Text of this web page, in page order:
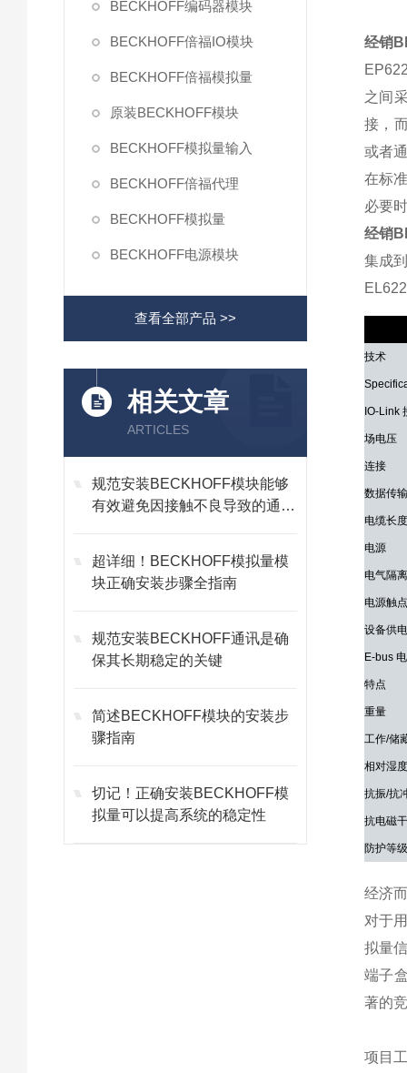
BECKHOFF编码器模块
BECKHOFF倍福IO模块
BECKHOFF倍福模拟量
原装BECKHOFF模块
BECKHOFF模拟量输入
BECKHOFF倍福代理
BECKHOFF模拟量
BECKHOFF电源模块
查看全部产品 >>
相关文章
ARTICLES
规范安装BECKHOFF模块能够
有效避免因接触不良导致的通讯
超详细！BECKHOFF模拟量模
块正确安装步骤全指南
规范安装BECKHOFF通讯是确
保其长期稳定的关键
简述BECKHOFF模块的安装步
骤指南
切记！正确安装BECKHOFF模
拟量可以提高系统的稳定性
经销
之间
接，
或者
在标
必要
经销
集成
技术
IO-Link
场电压
连接
数据传
电缆长
电源
电气隔
电源触
设备供
E-bus
特点
重量
工作/储
相对湿
抗振/抗
抗电磁
防护等
经济
对于
拟量
端子
著的
项目